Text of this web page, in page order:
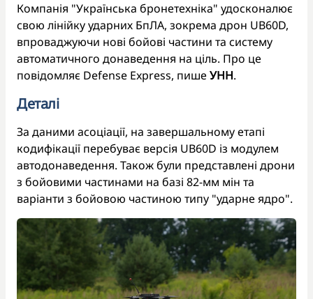
Компанія "Українська бронетехніка" удосконалює
свою лінійку ударних БпЛА, зокрема дрон UB60D,
впроваджуючи нові бойові частини та систему
автоматичного донаведення на ціль. Про це
повідомляє Defense Express, пише УНН.
Деталі
За даними асоціації, на завершальному етапі
кодифікації перебуває версія UB60D із модулем
автодонаведення. Також були представлені дрони
з бойовими частинами на базі 82-мм мін та
варіанти з бойовою частиною типу "ударне ядро".